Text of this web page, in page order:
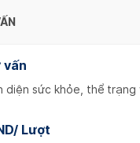
vấn
diện sức khỏe, thể trạng
dựng kế hoạch điều trị
hóa trong 30 phút
Lượt